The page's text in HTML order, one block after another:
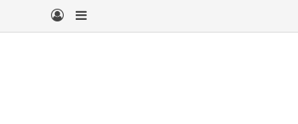
Log InSidebar